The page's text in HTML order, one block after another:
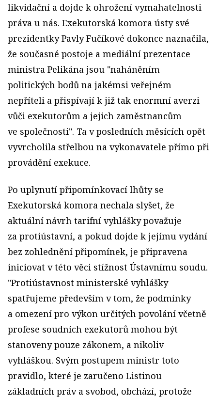
likvidační a dojde k ohrožení vymahatelnosti
práva u nás. Exekutorská komora ústy své
prezidentky Pavly Fučíkové dokonce naznačila,
že současné postoje a mediální prezentace
ministra Pelikána jsou "naháněním
politických bodů na jakémsi veřejném
nepříteli a přispívají k již tak enormní averzi
vůči exekutorům a jejich zaměstnancům
ve společnosti". Ta v posledních měsících opět
vyvrcholila střelbou na vykonavatele přímo při
provádění exekuce.
Po uplynutí připomínkovací lhůty se
Exekutorská komora nechala slyšet, že
aktuální návrh tarifní vyhlášky považuje
za protiústavní, a pokud dojde k jejímu vydání
bez zohlednění připomínek, je připravena
iniciovat v této věci stížnost Ústavnímu soudu.
"Protiústavnost ministerské vyhlášky
spatřujeme především v tom, že podmínky
a omezení pro výkon určitých povolání včetně
profese soudních exekutorů mohou být
stanoveny pouze zákonem, a nikoliv
vyhláškou. Svým postupem ministr toto
pravidlo, které je zaručeno Listinou
základních práv a svobod, obchází, protože